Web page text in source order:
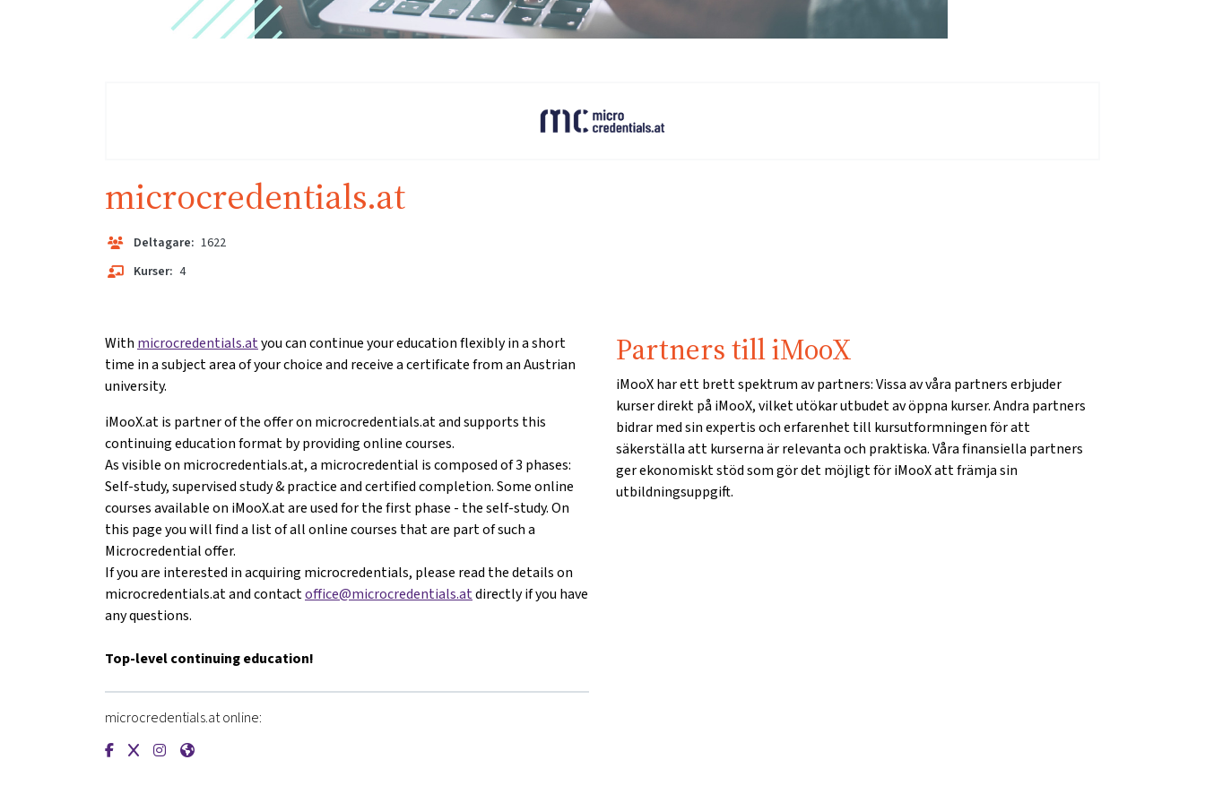
microcredentials.at
Deltagare: 1622
Kurser: 4
With microcredentials.atyou can continue your education flexibly in a short
time in a subject area of your choice and receive a certificate from an Austrian
university.
iMooX.at is partner of the offer on microcredentials.at and supports this
continuing education format by providing online courses.
As visible on microcredentials.at, a microcredential is composed of 3 phases:
Self-study, supervised study & practice and certified completion. Some online
courses available on iMooX.at are used for the first phase - the self-study. On
this page you will find a list of all online courses that are part of such a
Microcredential offer.
If you are interested in acquiring microcredentials, please read the details on
microcredentials.at and contactoffice@microcredentials.atdirectly if you have
any questions.
Top-level continuing education!
microcredentials.at online:
{mlang de}microcredentials.at{mlang}{mlang other}microcredentials.at{mlang}
{mlang de}microcredentials.at{mlang}{mlang other}microcredentials.at{mlang}
{mlang de}microcredentials.at{mlang}{mlang other}microcredentials.at{mlang}
{mlang de}microcredentials.at{mlang}{mlang other}microcredentials.at{mlang}
Partners till iMooX
iMooX har ett brett spektrum av partners: Vissa av våra partners erbjuder
kurser direkt på iMooX, vilket utökar utbudet av öppna kurser. Andra partners
bidrar med sin expertis och erfarenhet till kursutformningen för att
säkerställa att kurserna är relevanta och praktiska. Våra finansiella partners
ger ekonomiskt stöd som gör det möjligt för iMooX att främja sin
utbildningsuppgift.